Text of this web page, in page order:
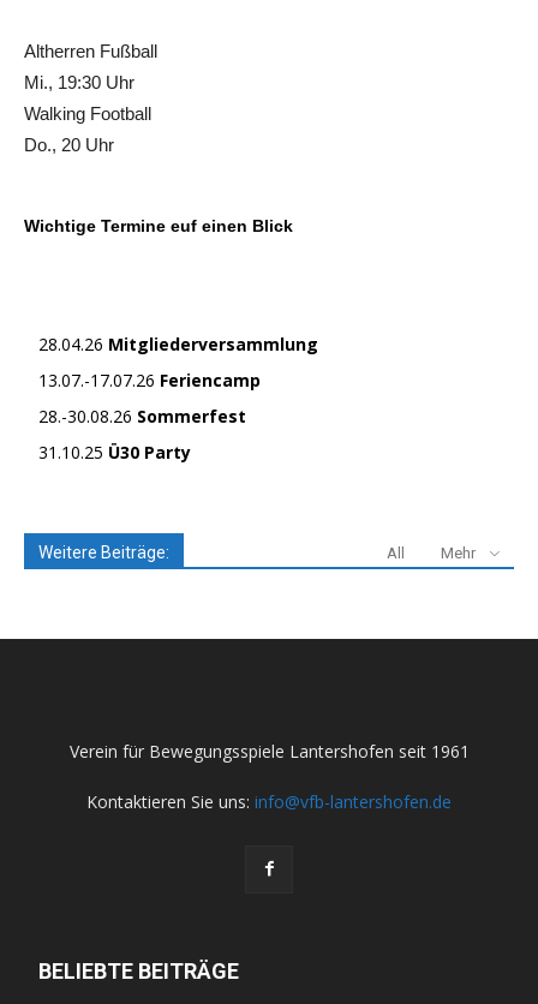
Altherren Fußball
Mi., 19:30 Uhr
Walking Football
Do., 20 Uhr
Wichtige Termine euf einen Blick
28.04.26 Mitgliederversammlung
13.07.-17.07.26 Feriencamp
28.-30.08.26 Sommerfest
31.10.25 Ü30 Party
Weitere Beiträge: All Mehr
Verein für Bewegungsspiele Lantershofen seit 1961
Kontaktieren Sie uns: info@vfb-lantershofen.de
BELIEBTE BEITRÄGE